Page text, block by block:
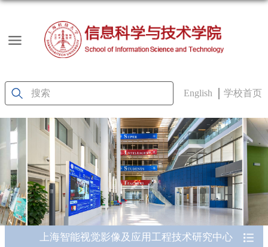
English 学校首页
上海智能视觉影像及应用工程技术研究中心